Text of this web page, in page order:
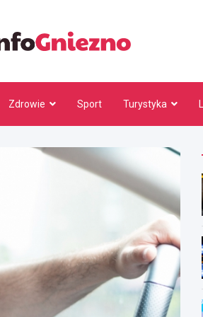
Zdrowie Sport Turystyka